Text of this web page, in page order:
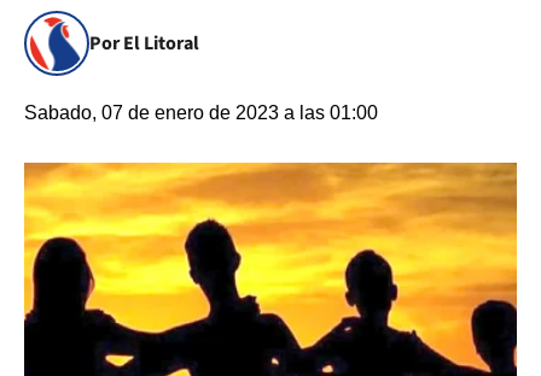
Por El Litoral
Sabado, 07 de enero de 2023 a las 01:00